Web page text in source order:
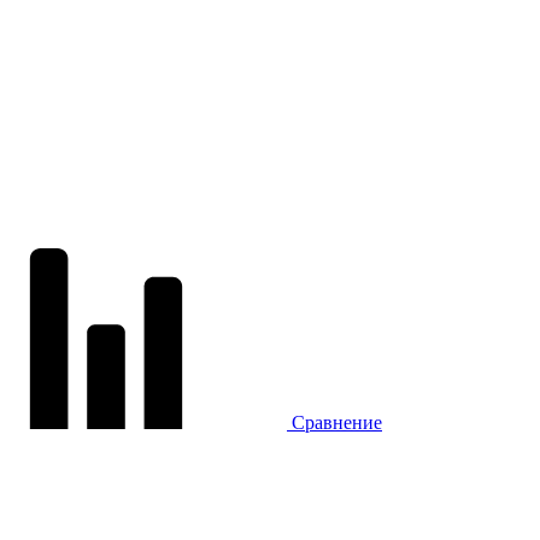
Сравнение